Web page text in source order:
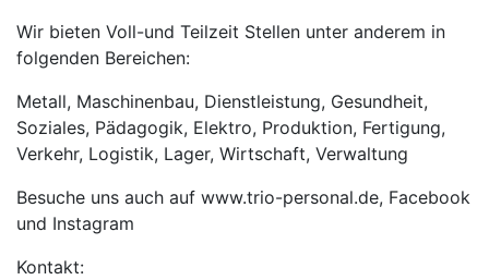
Wir bieten Voll-und Teilzeit Stellen unter anderem in
folgenden Bereichen:
Metall, Maschinenbau, Dienstleistung, Gesundheit,
Soziales, Pädagogik, Elektro, Produktion, Fertigung,
Verkehr, Logistik, Lager, Wirtschaft, Verwaltung
Besuche uns auch auf www.trio-personal.de, Facebook
und Instagram
Kontakt: